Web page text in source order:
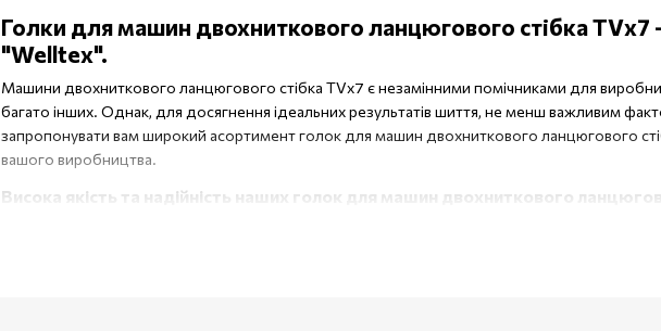
Голки для машин двохниткового ланцюгового стібка TVх7 -
"Welltex".
Машини двохниткового ланцюгового стібка TVх7 є незамінними помічниками для
багато інших. Однак, для досягнення ідеальних результатів шиття, не менш важливим
запропонувати вам широкий асортимент голок для машин двохниткового ланцюгового
вашого виробництва.
Висока якість та надійність наших голок для машин двохниткового